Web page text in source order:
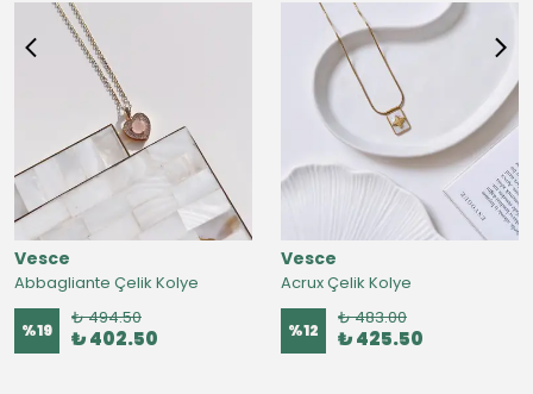
Vesce
Abbagliante Çelik Kolye
%19
₺ 494.50
₺ 402.50
Vesce
Acrux Çelik Kolye
%12
₺ 483.00
₺ 425.50